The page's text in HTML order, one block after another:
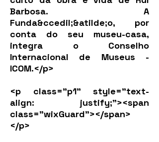
Barbosa. A
Funda&ccedil;&atilde;o, por
conta do seu museu-casa,
integra o Conselho
Internacional de Museus -
ICOM.</p>
<p class="p1" style="text-
align: justify;"><span
class="wixGuard">​</span>
</p>